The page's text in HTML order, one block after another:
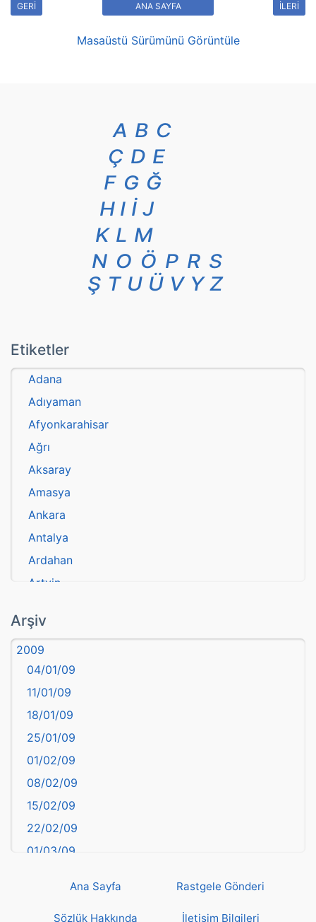
GERİ İLERİ
ANA SAYFA
Masaüstü Sürümünü Görüntüle
A B C
Ç D E
F G Ğ
H I İ J
K L M
N O Ö P R S
Ş T U Ü V Y Z
Etiketler
Adana
Adıyaman
Afyonkarahisar
Ağrı
Aksaray
Amasya
Ankara
Antalya
Ardahan
Artvin
Aydın
Balıkesir
Bartın
başkentler
Batman
Bayburt
Bilecik
Bingöl
Bitlis
Bolu
Burdur
Arşiv
2009
04/01/09
11/01/09
18/01/09
25/01/09
01/02/09
08/02/09
15/02/09
22/02/09
01/03/09
22/03/09
Ana Sayfa Rastgele Gönderi
Sözlük Hakkında İletişim Bilgileri